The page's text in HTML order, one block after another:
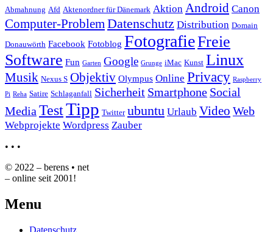
Abmahnung Afd Aktenordner für Dänemark Aktion Android Canon
Computer-ProblemDatenschutz Distribution Domain
Donauwörth Facebook Fotoblog FotografieFreie
Software Fun Garten Google Grunge iMac Kunst Linux
Musik Nexus S Objektiv Olympus Online Privacy Raspberry
Pi Reha Satire Schlaganfall Sicherheit Smartphone Social
MediaTestTipp Twitter ubuntu Urlaub Video Web
Webprojekte Wordpress Zauber
• • •
© 2022 – berens • net
– online seit 2001!
Menu